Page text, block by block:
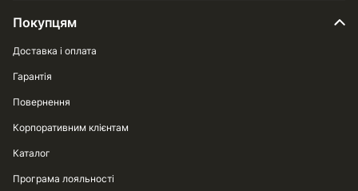
Покупцям
Доставка і оплата
Гарантія
Повернення
Корпоративним клієнтам
Каталог
Програма лояльності